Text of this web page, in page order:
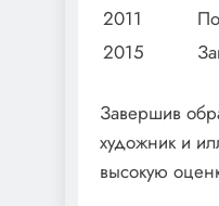
2011
2015
Завершив
художник и
высокую